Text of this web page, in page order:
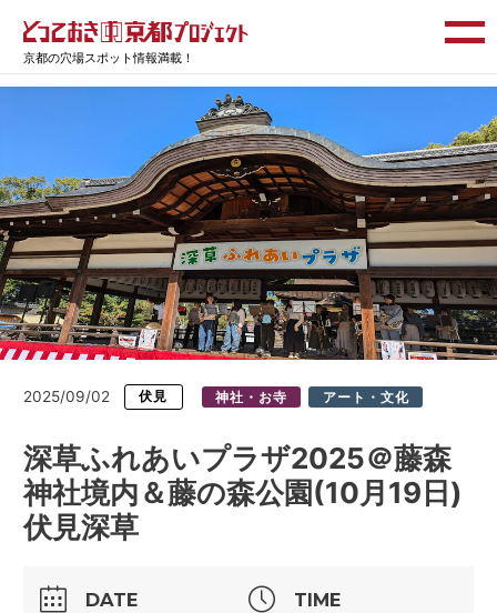
京都の穴場スポット情報満載！
2025/09/02 伏見 神社・お寺 アート・文化
深草ふれあいプラザ2025＠藤森
神社境内＆藤の森公園(10月19日)
伏見深草
DATE
TIME